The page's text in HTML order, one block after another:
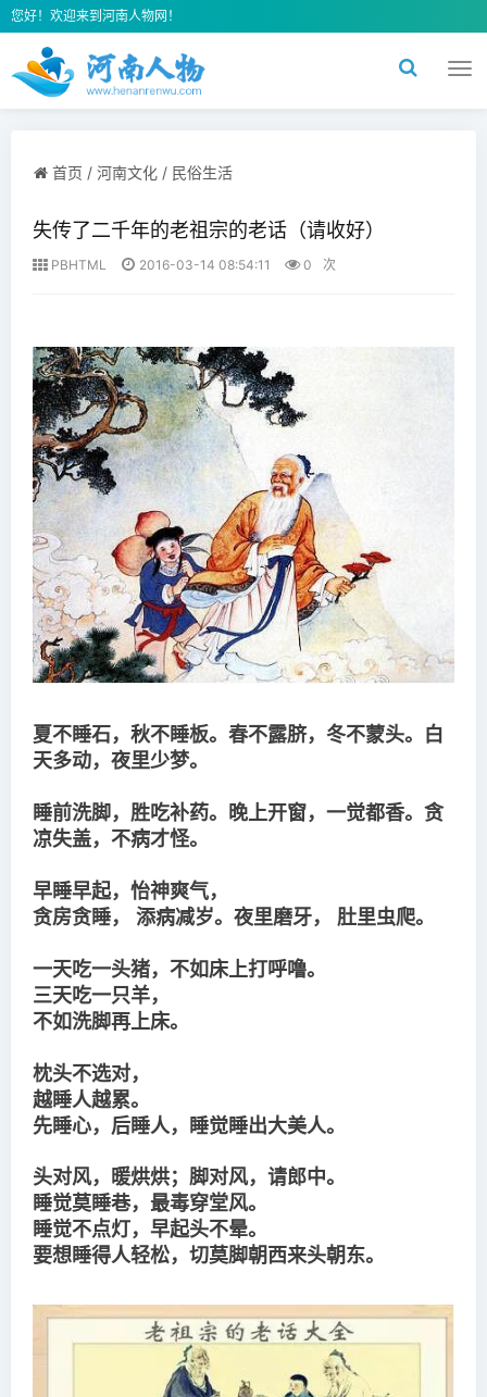
您好！欢迎来到河南人物网！
切
首页 / 河南文化 / 民俗生活
失传了二千年的老祖宗的老话（请收好）
PBHTML 2016-03-14 08:54:11 0 次
夏不睡石，秋不睡板。春不露脐，冬不蒙头。白
天多动，夜里少梦。
睡前洗脚，胜吃补药。晚上开窗，一觉都香。贪
凉失盖，不病才怪。
早睡早起，怡神爽气，
贪房贪睡， 添病减岁。夜里磨牙， 肚里虫爬。
一天吃一头猪，不如床上打呼噜。
三天吃一只羊，
不如洗脚再上床。
枕头不选对，
越睡人越累。
先睡心，后睡人，睡觉睡出大美人。
头对风，暖烘烘；脚对风，请郎中。
睡觉莫睡巷，最毒穿堂风。
睡觉不点灯，早起头不晕。
要想睡得人轻松，切莫脚朝西来头朝东。